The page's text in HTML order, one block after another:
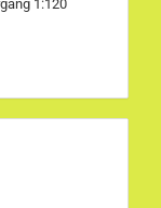
1:120